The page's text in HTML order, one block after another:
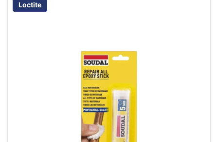
Loctite